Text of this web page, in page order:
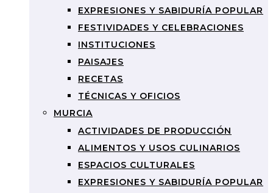
EXPRESIONES Y SABIDURÍA POPULAR
FESTIVIDADES Y CELEBRACIONES
INSTITUCIONES
PAISAJES
RECETAS
TÉCNICAS Y OFICIOS
MURCIA
ACTIVIDADES DE PRODUCCIÓN
ALIMENTOS Y USOS CULINARIOS
ESPACIOS CULTURALES
EXPRESIONES Y SABIDURÍA POPULAR